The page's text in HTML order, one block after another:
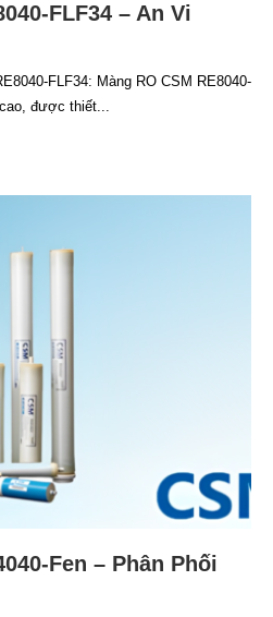
FLF34 – An Vi
FLF34: Màng RO CSM RE8040-
được thiết...
Fen – Phân Phối